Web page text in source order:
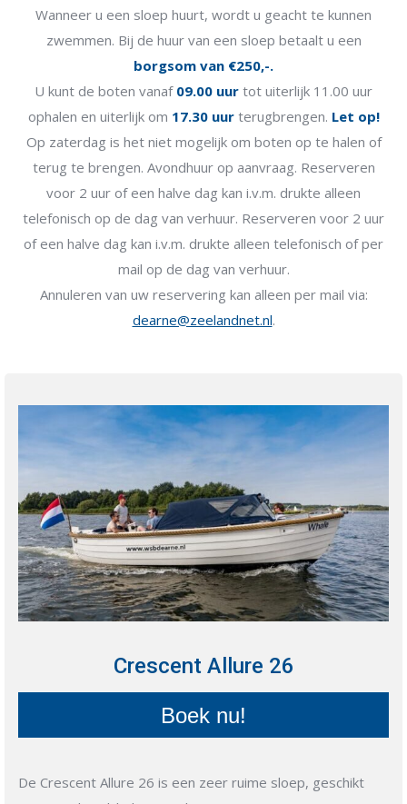
Wanneer u een sloep huurt, wordt u geacht te kunnen
zwemmen. Bij de huur van een sloep betaalt u een
borgsom van €250,-.
U kunt de boten vanaf 09.00 uur tot uiterlijk 11.00 uur
ophalen en uiterlijk om 17.30 uurterugbrengen. Let op!
Op zaterdag is het niet mogelijk om boten op te halen of
terug te brengen. Avondhuur op aanvraag. Reserveren
voor 2 uur of een halve dag kan i.v.m. drukte alleen
telefonisch op de dag van verhuur. Reserveren voor 2 uur
of een halve dag kan i.v.m. drukte alleen telefonisch of per
mail op de dag van verhuur.
Annuleren van uw reservering kan alleen per mail via:
dearne@zeelandnet.nl.
Crescent Allure 26
Boek nu!
De Crescent Allure 26 is een zeer ruime sloep, geschikt